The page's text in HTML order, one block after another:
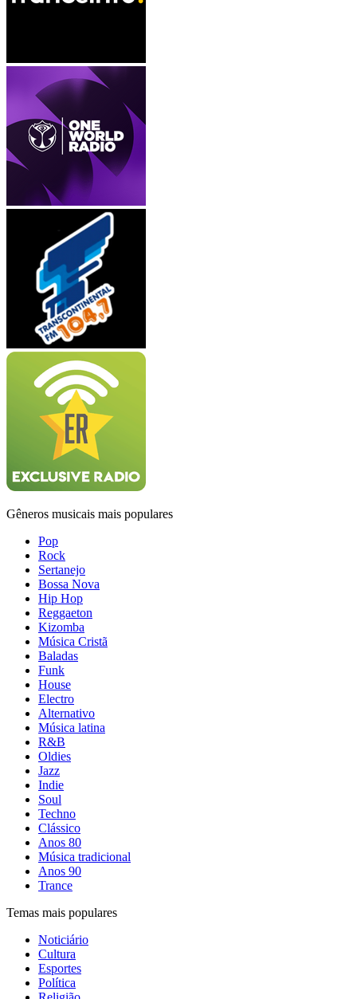
Gêneros musicais mais populares
Pop
Rock
Sertanejo
Bossa Nova
Hip Hop
Reggaeton
Kizomba
Música Cristã
Baladas
Funk
House
Electro
Alternativo
Música latina
R&B
Oldies
Jazz
Indie
Soul
Techno
Clássico
Anos 80
Música tradicional
Anos 90
Trance
Temas mais populares
Noticiário
Cultura
Esportes
Política